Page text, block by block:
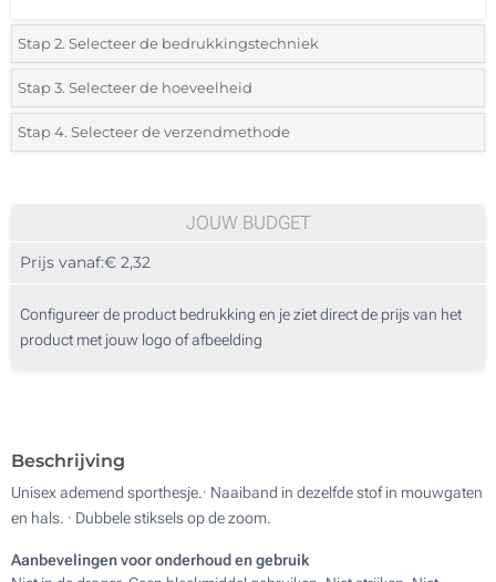
Stap 2. Selecteer de bedrukkingstechniek
*Selecteer de bedrukking en kleuren van het logo:
Digitale kleuren transfer (Aan een kant)
Stap 3. Selecteer de hoeveelheid
*Selecteer het aantal 10 (Totale bestelling)
Stap 4. Selecteer de verzendmethode
JOUW BUDGET
Prijs vanaf:€ 2,32
Configureer de product bedrukking en je ziet direct de prijs van het
product met jouw logo of afbeelding
Beschrijving
Unisex ademend sporthesje.· Naaiband in dezelfde stof in mouwgaten
en hals. · Dubbele stiksels op de zoom.
Aanbevelingen voor onderhoud en gebruik